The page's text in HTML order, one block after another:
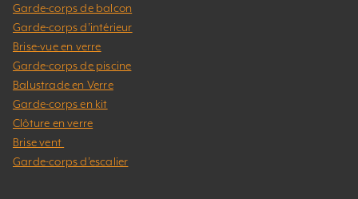
Garde-corps de balcon
Garde-corps d’intérieur
Brise-vue en verre
Garde-corps de piscine
Balustrade en Verre
Garde-corps en kit
Clôture en verre
Brise vent
Garde-corps d’escalier